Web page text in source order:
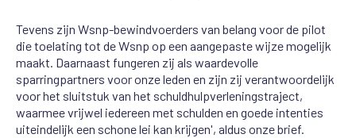
Tevens zijn Wsnp-bewindvoerders van belang voor de pilot
die toelating tot de Wsnp op een aangepaste wijze mogelijk
maakt. Daarnaast fungeren zij als waardevolle
sparringpartners voor onze leden en zijn zij verantwoordelijk
voor het sluitstuk van het schuldhulpverleningstraject,
waarmee vrijwel iedereen met schulden en goede intenties
uiteindelijk een schone lei kan krijgen', aldus onze brief.